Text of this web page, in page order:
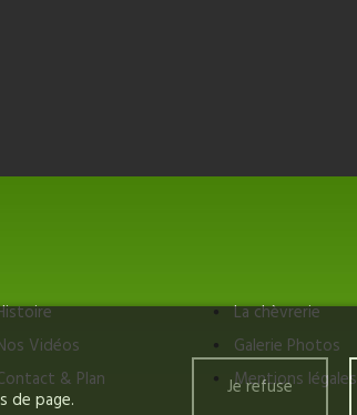
La chèvrerie
Vidéos
Galerie Photos
& Plan
Mentions légales
de page.
Je refuse